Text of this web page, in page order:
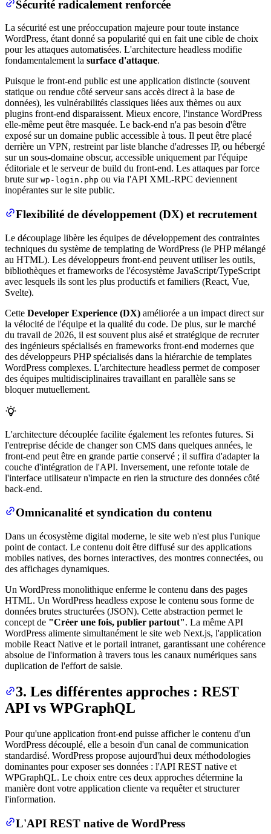
Sécurité radicalement renforcée
La sécurité est une préoccupation majeure pour toute instance
WordPress, étant donné sa popularité qui en fait une cible de choix
pour les attaques automatisées. L'architecture headless modifie
fondamentalement la surface d'attaque.
Puisque le front-end public est une application distincte (souvent
statique ou rendue côté serveur sans accès direct à la base de
données), les vulnérabilités classiques liées aux thèmes ou aux
plugins front-end disparaissent. Mieux encore, l'instance WordPress
elle-même peut être masquée. Le back-end n'a pas besoin d'être
exposé sur un domaine public accessible à tous. Il peut être placé
derrière un VPN, restreint par liste blanche d'adresses IP, ou hébergé
sur un sous-domaine obscur, accessible uniquement par l'équipe
éditoriale et le serveur de build du front-end. Les attaques par force
brute sur wp-login.php ou via l'API XML-RPC deviennent
inopérantes sur le site public.
Flexibilité de développement (DX) et recrutement
Le découplage libère les équipes de développement des contraintes
techniques du système de templating de WordPress (le PHP mélangé
au HTML). Les développeurs front-end peuvent utiliser les outils,
bibliothèques et frameworks de l'écosystème JavaScript/TypeScript
avec lesquels ils sont les plus productifs et familiers (React, Vue,
Svelte).
Cette Developer Experience (DX) améliorée a un impact direct sur
la vélocité de l'équipe et la qualité du code. De plus, sur le marché
du travail de 2026, il est souvent plus aisé et stratégique de recruter
des ingénieurs spécialisés en frameworks front-end modernes que
des développeurs PHP spécialisés dans la hiérarchie de templates
WordPress complexes. L'architecture headless permet de composer
des équipes multidisciplinaires travaillant en parallèle sans se
bloquer mutuellement.
L'architecture découplée facilite également les refontes futures. Si
l'entreprise décide de changer son CMS dans quelques années, le
front-end peut être en grande partie conservé ; il suffira d'adapter la
couche d'intégration de l'API. Inversement, une refonte totale de
l'interface utilisateur n'impacte en rien la structure des données côté
back-end.
Omnicanalité et syndication du contenu
Dans un écosystème digital moderne, le site web n'est plus l'unique
point de contact. Le contenu doit être diffusé sur des applications
mobiles natives, des bornes interactives, des montres connectées, ou
des affichages dynamiques.
Un WordPress monolithique enferme le contenu dans des pages
HTML. Un WordPress headless expose le contenu sous forme de
données brutes structurées (JSON). Cette abstraction permet le
concept de "Créer une fois, publier partout". La même API
WordPress alimente simultanément le site web Next.js, l'application
mobile React Native et le portail intranet, garantissant une cohérence
absolue de l'information à travers tous les canaux numériques sans
duplication de l'effort de saisie.
3. Les différentes approches : REST
API vs WPGraphQL
Pour qu'une application front-end puisse afficher le contenu d'un
WordPress découplé, elle a besoin d'un canal de communication
standardisé. WordPress propose aujourd'hui deux méthodologies
dominantes pour exposer ses données : l'API REST native et
WPGraphQL. Le choix entre ces deux approches détermine la
manière dont votre application cliente va requêter et structurer
l'information.
L'API REST native de WordPress